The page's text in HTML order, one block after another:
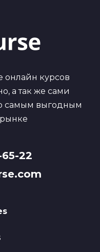
онлайн курсов
а так же сами
самым выгодным
22